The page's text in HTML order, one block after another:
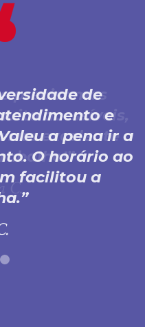
de
e
a pena ir a
O horário ao
facilitou a